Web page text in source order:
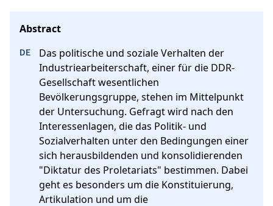
Das politische und soziale Verhalten der
Industriearbeiterschaft, einer für die DDR-
Gesellschaft wesentlichen
Bevölkerungsgruppe, stehen im Mittelpunkt
der Untersuchung. Gefragt wird nach den
Interessenlagen, die das Politik- und
Sozialverhalten unter den Bedingungen einer
sich herausbildenden und konsolidierenden
"Diktatur des Proletariats" bestimmen. Dabei
geht es besonders um die Konstituierung,
Artikulation und um die